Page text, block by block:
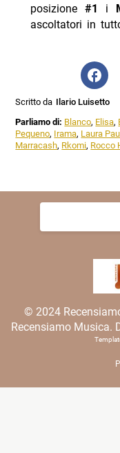
posizione #1 i
ascoltatori in
Scritto da Ilario Luisetto
Parliamo di: Blanco, Elisa,
Pequeno, Irama, Laura
Marracash, Rkomi, Rocco
Ricerca
© 2024
Recensiamo Musica.